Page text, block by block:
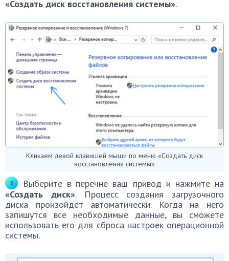
«Создать диск восстановления системы».
Кликаем левой клавишей мыши по меню «Создать диск
восстановления системы»
Выберите в перечне ваш привод и нажмите на
«Создать диск». Процесс создания загрузочного
диска произойдёт автоматически. Когда на него
запишутся все необходимые данные, вы сможете
использовать его для сброса настроек операционной
системы.